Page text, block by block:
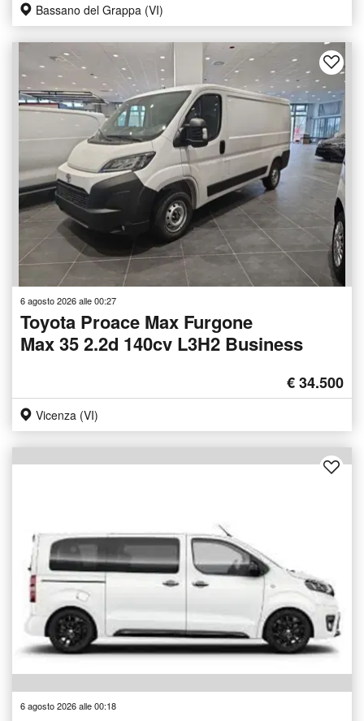
Bassano del Grappa (VI)
6 agosto 2026 alle 00:27
Toyota Proace Max Furgone
Max 35 2.2d 140cv L3H2 Business
€ 34.500
Vicenza (VI)
6 agosto 2026 alle 00:18